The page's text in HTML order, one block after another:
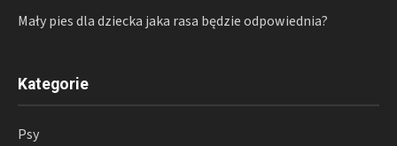
Mały pies dla dziecka jaka rasa będzie odpowiednia?
Kategorie
Psy